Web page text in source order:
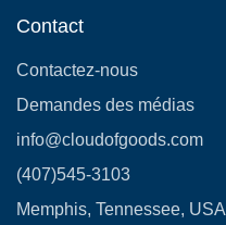
Contact
Contactez-nous
Demandes des médias
info@cloudofgoods.com
(407)545-3103
Memphis, Tennessee, USA